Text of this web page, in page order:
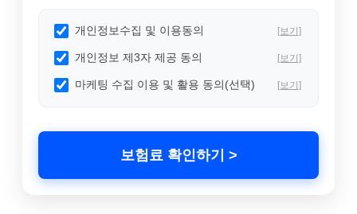
개인정보수집 및 이용동의 [보기]
개인정보 제3자 제공 동의 [보기]
마케팅 수집 이용 및 활용 동의(선택) [보기]
보험료 확인하기 >